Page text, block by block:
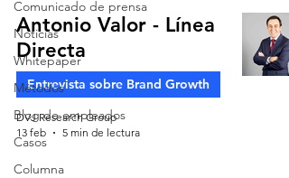
Comunicado de prensa
Noticias
Whitepaper
Métodos
Blog de empleados
Casos
Columna
Antonio Valor - Línea
Directa
Entrevista sobre Brand Growth
DVJ Research Group
13 feb
5 min de lectura